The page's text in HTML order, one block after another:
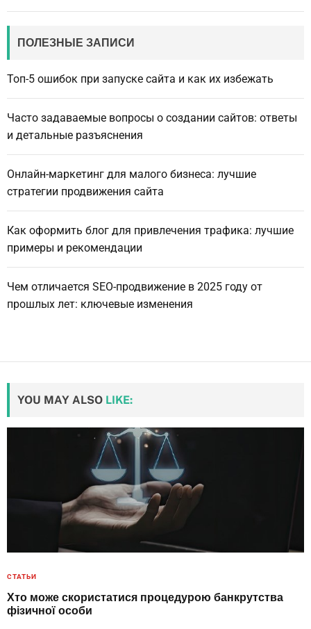
ПОЛЕЗНЫЕ ЗАПИСИ
Топ-5 ошибок при запуске сайта и как их избежать
Часто задаваемые вопросы о создании сайтов: ответы
и детальные разъяснения
Онлайн-маркетинг для малого бизнеса: лучшие
стратегии продвижения сайта
Как оформить блог для привлечения трафика: лучшие
примеры и рекомендации
Чем отличается SEO-продвижение в 2025 году от
прошлых лет: ключевые изменения
YOU MAY ALSO LIKE:
СТАТЬИ
Хто може скористатися процедурою банкрутства
фізичної особи